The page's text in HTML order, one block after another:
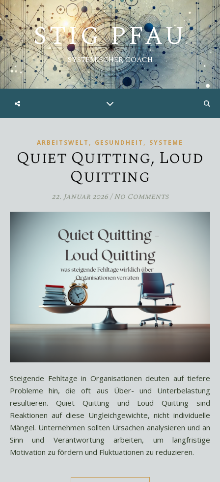
STIG PFAU
SYSTEMISCHER COACH
ARBEITSWELT , GESUNDHEIT , SYSTEME
Quiet Quitting, Loud
Quitting
22. Januar 2026/ No Comments
Steigende Fehltage in Organisationen deuten auf tiefere
Probleme hin, die oft aus Über- und Unterbelastung
resultieren. Quiet Quitting und Loud Quitting sind
Reaktionen auf diese Ungleichgewichte, nicht individuelle
Mängel. Unternehmen sollten Ursachen analysieren und an
Sinn und Verantwortung arbeiten, um langfristige
Motivation zu fördern und Fluktuationen zu reduzieren.